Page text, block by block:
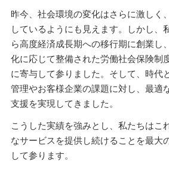
昨今、社会環境の変化はさらに激しく
しているようにも見えます。しかし、
ら高度経済成長期への移行期に創業し
化に応じて整備された労働社会保険制
に寄与して参りました。そして、時代
管理やお客様企業の課題に対し、最適
支援を実現してきました。
こうした実績を強みとし、私たちはこ
なサービスを提供し続けることを最大
して参ります。